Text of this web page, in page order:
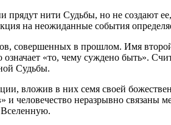
нити Судьбы, но не создают
на неожиданные события
совершенных в прошлом. Имя
«то, чему суждено быть».
Судьбы.
вложив в них семя своей
человечество неразрывно связаны